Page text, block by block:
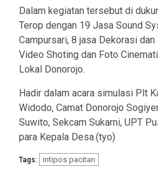
Dalam kegiatan tersebut di
Terop dengan 19 Jasa Sound
Campursari, 8 jasa Dekorasi
Video Shoting dan Foto
Lokal Donorojo.
Hadir dalam acara simulasi Plt
Widodo, Camat Donorojo
Suwito, Sekcam Sukarni, UPT
para Kepala Desa.(tyo)
Tags: intipos pacitan